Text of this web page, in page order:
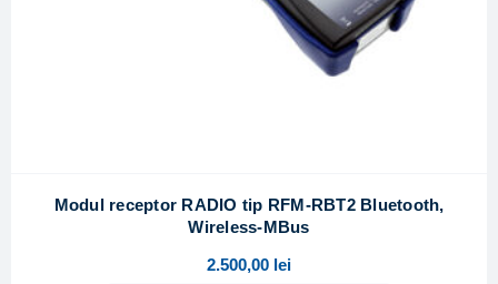
Modul receptor RADIO tip RFM-RBT2 Bluetooth,
Wireless-MBus
2.500,00 lei